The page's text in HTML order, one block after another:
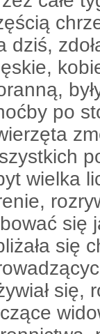
dziś,
po
wielka
się
się
się,